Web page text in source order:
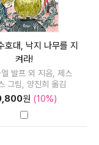
호대, 낙지 나무를 지
켜라!
발프 외 지음, 제스
그림, 양진희 옮김
원 (10%)